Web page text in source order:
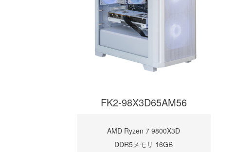
FK2-98X3D65AM56
AMD Ryzen 7 9800X3D
DDR5メモリ 16GB